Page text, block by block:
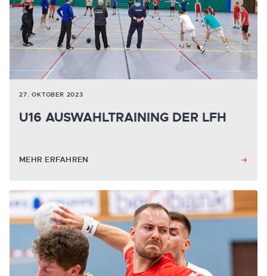
27. OKTOBER 2023
U16 AUSWAHLTRAINING DER LFH
MEHR ERFAHREN